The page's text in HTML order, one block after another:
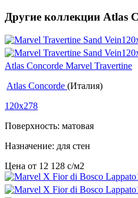
Другие коллекции Atlas
Atlas Concorde Marvel Travertine
Atlas Concorde (Италия)
120x278
Поверхность: матовая
Назначение: для стен
Цена от 12 128 c/м2